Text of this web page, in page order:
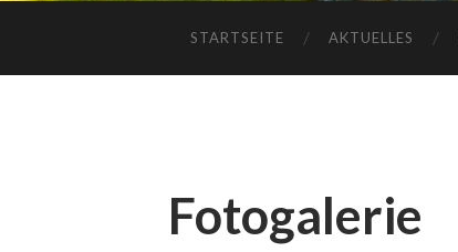
STARTSEITE AKTUELLES
Fotogalerie